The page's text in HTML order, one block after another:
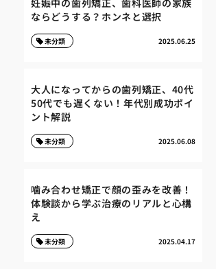
妊娠中の歯列矯正、歯科医師の家族
ならどうする？ホンネと選択
2025.06.25
未分類
大人になってからの歯列矯正、40代
50代でも遅くない！年代別成功ポイ
ント解説
2025.06.08
未分類
噛み合わせ矯正で顔の歪みを改善！
体験談から学ぶ治療のリアルと心構
え
2025.04.17
未分類